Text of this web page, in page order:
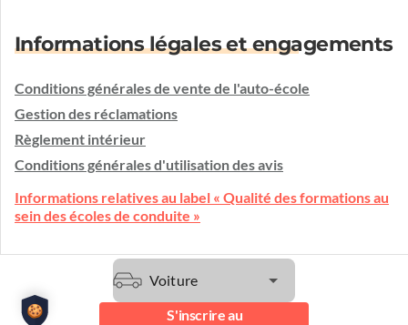
Informations légales et engagements
Conditions générales de vente de l'auto-école
Gestion des réclamations
Règlement intérieur
Conditions générales d'utilisation des avis
Informations relatives au label « Qualité des formations au
sein des écoles de conduite »
L'auto-école vous écoute et vous conseille.
Voiture
S'inscrire au